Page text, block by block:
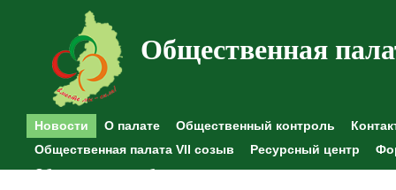
Общественная
Новости О палате Общественный контроль
Общественная палата VII созыв
Ресурсный центр
Общественные наблюдения